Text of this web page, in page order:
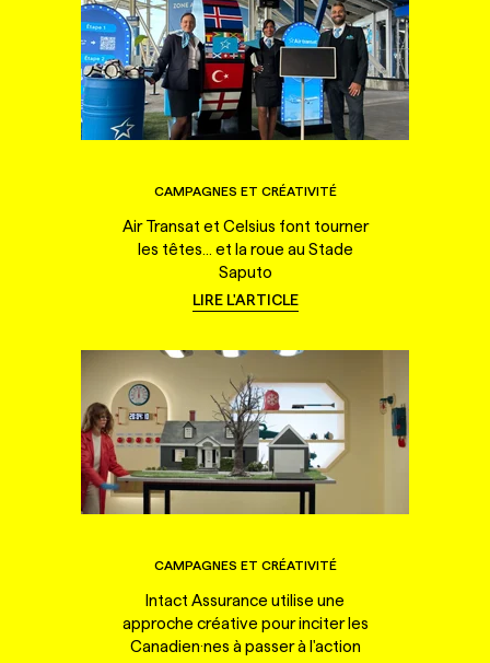
CAMPAGNES ET CRÉATIVITÉ
Air Transat et Celsius font tourner
les têtes... et la roue au Stade
Saputo
LIRE L'ARTICLE
CAMPAGNES ET CRÉATIVITÉ
Intact Assurance utilise une
approche créative pour inciter les
Canadien·nes à passer à l'action